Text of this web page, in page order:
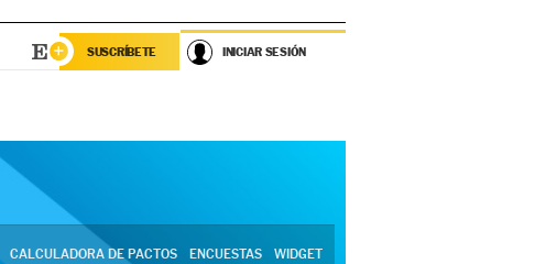
SUSCRÍBETE INICIAR SESIÓN
CALCULADORA DE PACTOS ENCUESTAS WIDGET